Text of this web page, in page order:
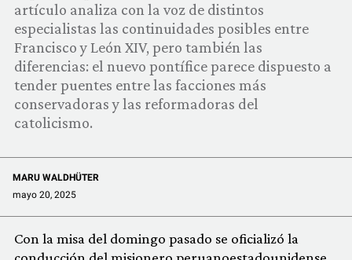
COMUNIDAD
QUIÉNES SOMOS
artículo analiza con la voz de distintos
especialistas las continuidades posibles entre
Francisco y León XIV, pero también las
diferencias: el nuevo pontífice parece dispuesto a
tender puentes entre las facciones más
conservadoras y las reformadoras del
catolicismo.
MARU WALDHÜTER
mayo 20, 2025
Con la misa del domingo pasado se oficializó la